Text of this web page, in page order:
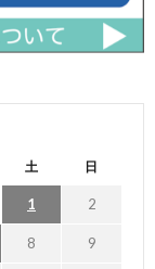
土 日
1 2
8 9